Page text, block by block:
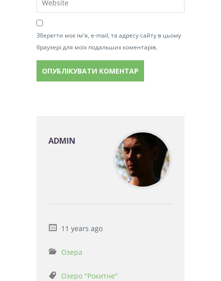
Зберегти моє ім'я, e-mail, та адресу сайту в цьому
браузері для моїх подальших коментарів.
ADMIN
11 years ago
Озера
Озеро "Рокитне"